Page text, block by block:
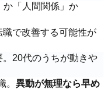
か「人間関係」か
職で改善する可能性が
20代のうちが動きや
。 異動が無理なら早め